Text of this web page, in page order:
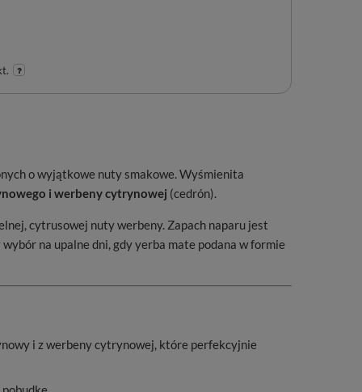
o wyjątkowe nuty smakowe. Wyśmienita
i werbeny cytrynowej (cedrón).
cytrusowej nuty werbeny. Zapach naparu jest
na upalne dni, gdy yerba mate podana w formie
i z werbeny cytrynowej, które perfekcyjnie